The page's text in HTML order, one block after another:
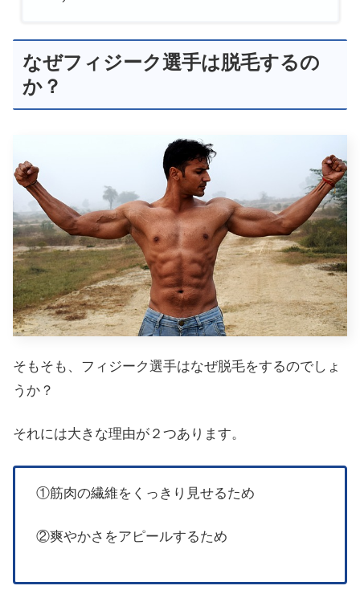
なぜフィジーク選手は脱毛するの
か？
そもそも、フィジーク選手はなぜ脱毛をするのでしょ
うか？
それには大きな理由が２つあります。
①筋肉の繊維をくっきり見せるため
②爽やかさをアピールするため